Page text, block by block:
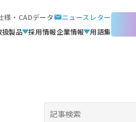
様・CADデータ
ニュースレター
扱製品 採用情報企業情報 用語集